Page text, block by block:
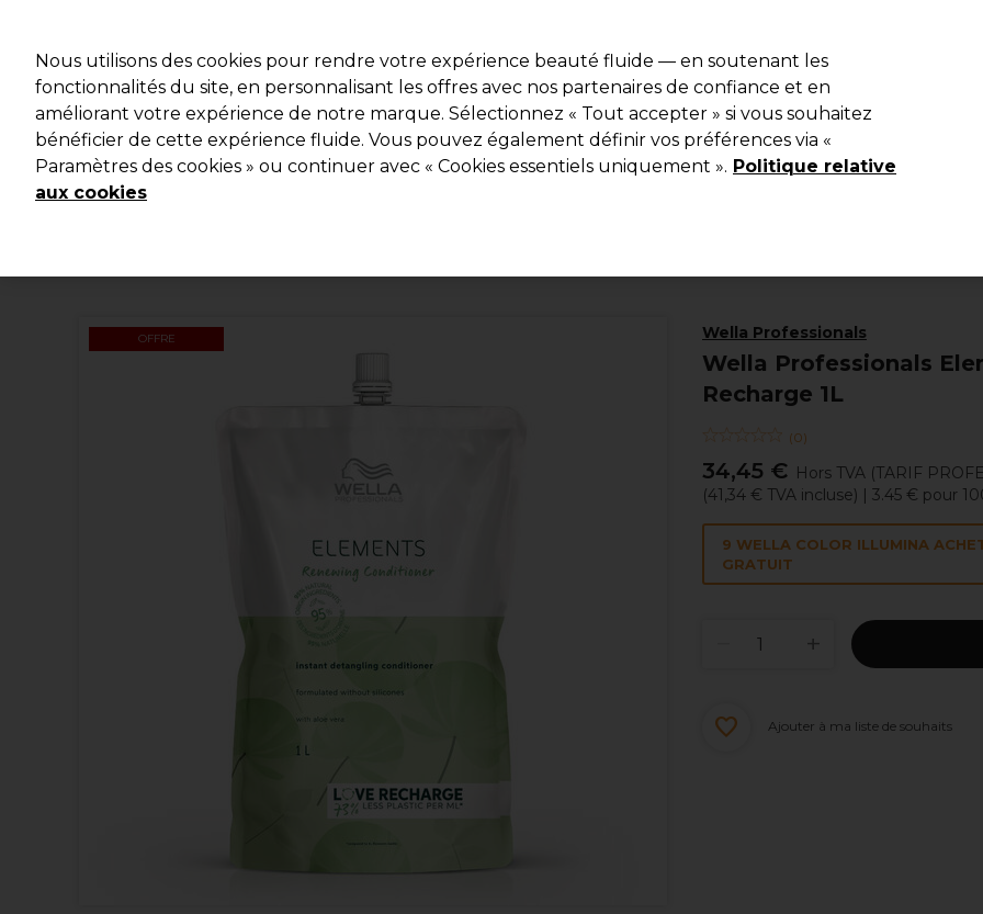
Rechercher
Marques Bons plans Coiffure Electro et Matériel Equipement de salon Beauté Hommes Les
Livraison et délais
Wella Professionals
Wella Professionals
Recharge 1L
(0)
34,45 € Hors TVA (TARIF
(41,34 € TVA incluse) | 3.45 € pour
OFFRE
9 WELLA COLOR ILLUMINA
GRATUIT
Ajouter à ma liste de souhaits
Nous utilisons des cookies pour rendre votre expérience beauté fluide — en soutenant les
fonctionnalités du site, en personnalisant les offres avec nos partenaires de confiance et en
améliorant votre expérience de notre marque. Sélectionnez « Tout accepter » si vous souhaitez
bénéficier de cette expérience fluide. Vous pouvez également définir vos préférences via «
Paramètres des cookies » ou continuer avec « Cookies essentiels uniquement ». Politique relative
aux cookies